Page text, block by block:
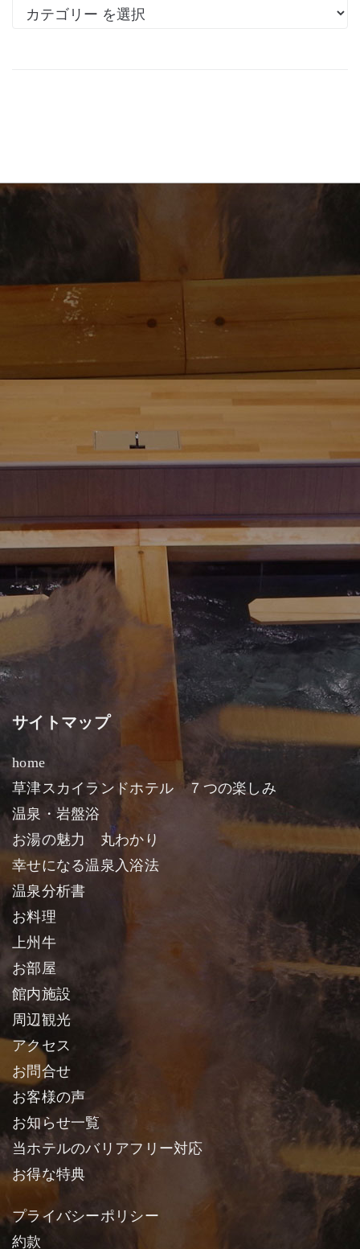
サイトマップ
home
草津スカイランドホテル ７つの楽しみ
温泉・岩盤浴
お湯の魅力 丸わかり
幸せになる温泉入浴法
温泉分析書
お料理
上州牛
お部屋
館内施設
周辺観光
アクセス
お問合せ
お客様の声
お知らせ一覧
当ホテルのバリアフリー対応
お得な特典
プライバシーポリシー
約款